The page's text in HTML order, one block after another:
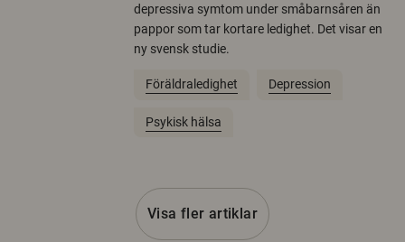
depressiva symtom under småbarnsåren än
pappor som tar kortare ledighet. Det visar en
ny svensk studie.
Föräldraledighet Depression
Psykisk hälsa
Visa fler artiklar